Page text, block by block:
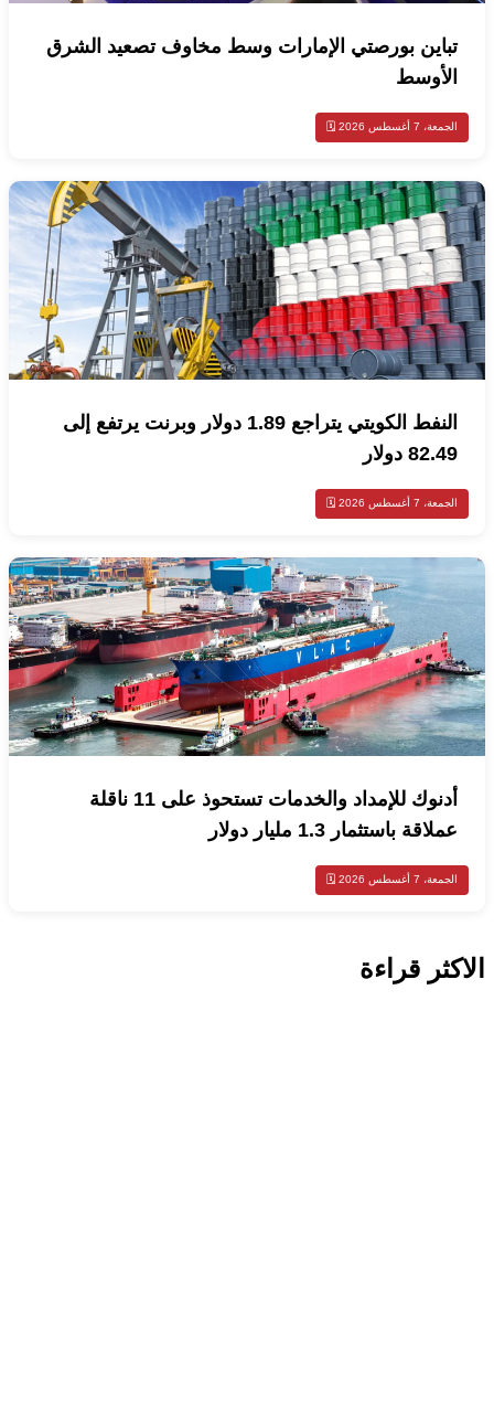
تباين بورصتي الإمارات وسط مخاوف تصعيد الشرق
الأوسط
الجمعة، 7 أغسطس 2026 🗓️
النفط الكويتي يتراجع 1.89 دولار وبرنت يرتفع إلى
82.49 دولار
الجمعة، 7 أغسطس 2026 🗓️
أدنوك للإمداد والخدمات تستحوذ على 11 ناقلة
عملاقة باستثمار 1.3 مليار دولار
الجمعة، 7 أغسطس 2026 🗓️
الاكثر قراءة